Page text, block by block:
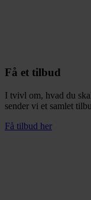
Få et tilbud
I tvivl om, hvad du
sender vi et samlet
Få tilbud her